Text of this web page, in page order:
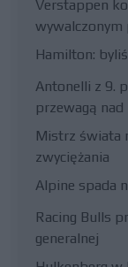
Verstappen
wywalczonym
Hamilton:
Antonelli z 9.
przewagą
Mistrz świata
zwyciężania
Alpine spada
Racing Bulls
generalnej